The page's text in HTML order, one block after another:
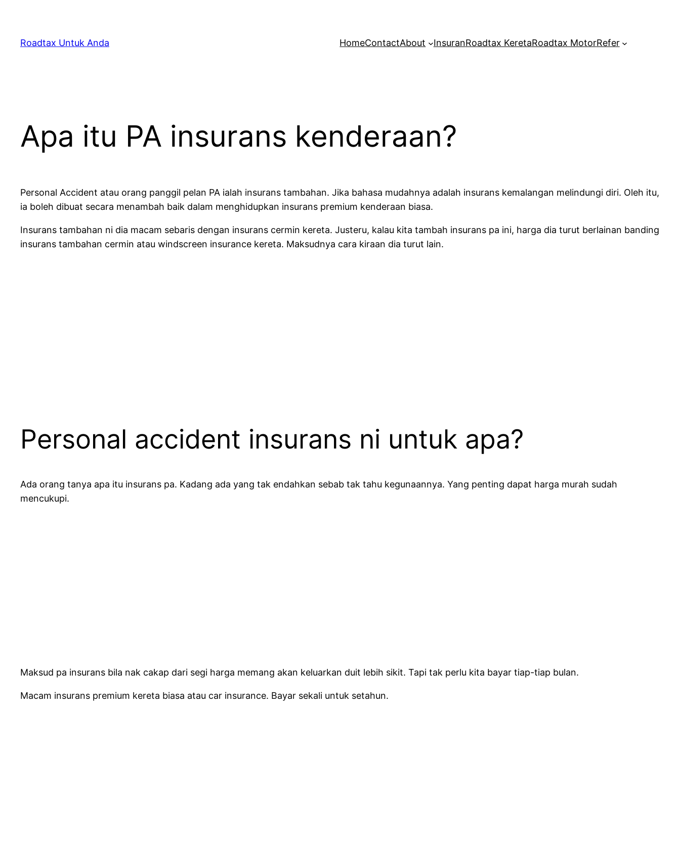
content
Roadtax Untuk Anda HomeContactAbout InsuranRoadtax KeretaRoadtax MotorRefer
Apa itu PA insurans kenderaan?
Personal Accident atau orang panggil pelan PA ialah insurans tambahan. Jika bahasa mudahnya adalah insurans kemalangan melindungi diri. Oleh itu,
ia boleh dibuat secara menambah baik dalam menghidupkan insurans premium kenderaan biasa.
Insurans tambahan ni dia macam sebaris dengan insurans cermin kereta. Justeru, kalau kita tambah insurans pa ini, harga dia turut berlainan banding
insurans tambahan cermin atau windscreen insurance kereta. Maksudnya cara kiraan dia turut lain.
Personal accident insurans ni untuk apa?
Ada orang tanya apa itu insurans pa. Kadang ada yang tak endahkan sebab tak tahu kegunaannya. Yang penting dapat harga murah sudah
mencukupi.
Maksud pa insurans bila nak cakap dari segi harga memang akan keluarkan duit lebih sikit. Tapi tak perlu kita bayar tiap-tiap bulan.
Macam insurans premium kereta biasa atau car insurance. Bayar sekali untuk setahun.